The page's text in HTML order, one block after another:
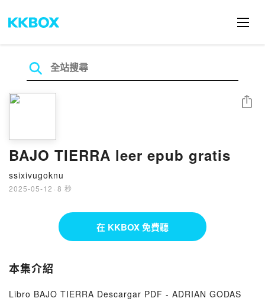
BAJO TIERRA leer epub gratis
ssixivugoknu
2025-05-12 · 8 秒
分享
在 KKBOX 免費聽
本集介紹
Libro BAJO TIERRA Descargar PDF - ADRIAN GODAS